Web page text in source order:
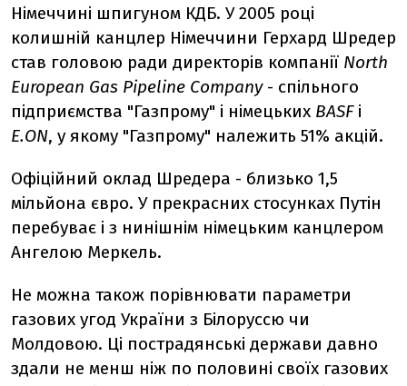
Німеччині шпигуном КДБ. У 2005 році
колишній канцлер Німеччини Герхард Шредер
став головою ради директорів компанії North
European Gas Pipeline Company- спільного
підприємства "Газпрому" і німецьких BASFі
E.ON, у якому "Газпрому" належить 51% акцій.
Офіційний оклад Шредера - близько 1,5
мільйона євро. У прекрасних стосунках Путін
перебуває і з нинішнім німецьким канцлером
Ангелою Меркель.
Не можна також порівнювати параметри
газових угод України з Білоруссю чи
Молдовою. Ці пострадянські держави давно
здали не менш ніж по половині своїх газових